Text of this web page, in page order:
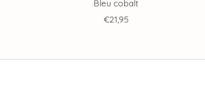
Bleu cobalt
€21,95